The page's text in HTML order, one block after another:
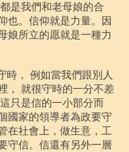
是我們和老母娘的合
也。信仰就是力量。因
娘所立的愿就是一種力
， 例如當我們跟別人
， 就很守時的一分不差
只是信的一小部分而
國家的領導者為政要守
在社會上，做生意，工
守信。信還有另外一層